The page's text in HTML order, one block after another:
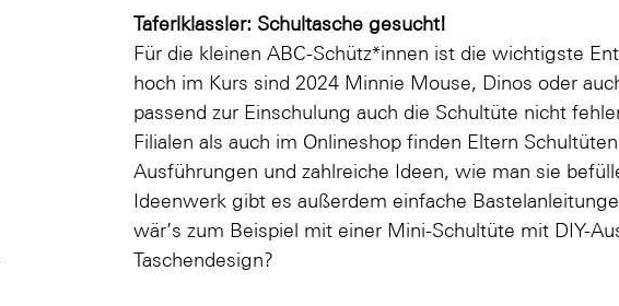
Taferlklassler: Schultasche gesucht!
Für die kleinen ABC-Schütz*innen ist die wichtigste
hoch im Kurs sind 2024 Minnie Mouse, Dinos oder
passend zur Einschulung auch die Schultüte nicht
Filialen als auch im Onlineshop finden Eltern
Ausführungen und zahlreiche Ideen, wie man sie
Ideenwerk gibt es außerdem einfache
wär’s zum Beispiel mit einer Mini-Schultüte mit DIY-
Taschendesign?